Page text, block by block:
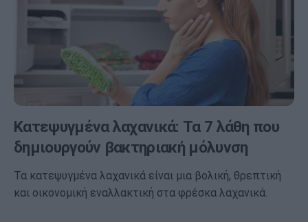
Κατεψυγμένα λαχανικά: Τα 7 λάθη που
δημιουργούν βακτηριακή μόλυνση
Τα κατεψυγμένα λαχανικά είναι μια βολική, θρεπτική
και οικονομική εναλλακτική στα φρέσκα λαχανικά.